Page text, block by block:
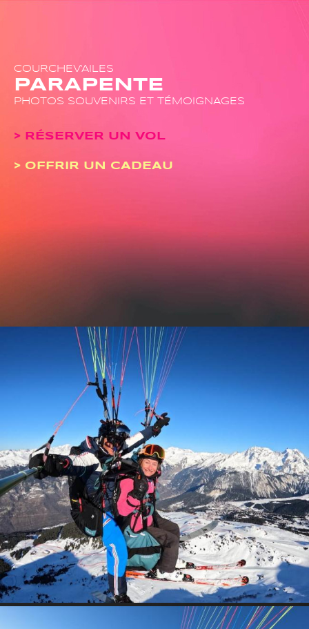
COURCHEV'AILES
PARAPENTE
PHOTOS SOUVENIRS ET TÉMOIGNAGES
> RÉSERVER UN VOL
> OFFRIR UN CADEAU